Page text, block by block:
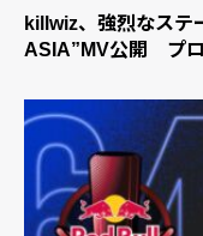
killwiz、強烈なステ
ASIA”MV公開 プ